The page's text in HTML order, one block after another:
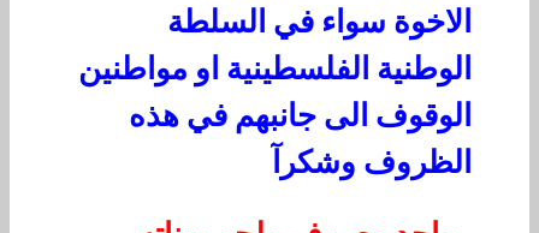
الاخوة سواء في السلطة
الوطنية الفلسطينية او مواطنين
الوقوف الى جانبهم في هذه
الظروف وشكرآ